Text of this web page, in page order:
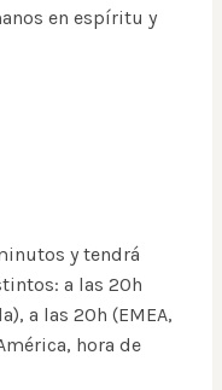
en espíritu y
y tendrá
a las 20h
a las 20h (EMEA,
hora de